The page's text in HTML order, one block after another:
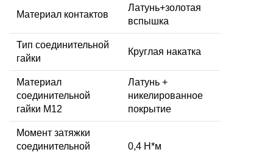
Материал контактов
Латунь+золотая
вспышка
Тип соединительной
гайки
Круглая накатка
Материал
соединительной
гайки M12
Латунь +
никелированное
покрытие
Момент затяжки
соединительной
0,4 Н*м